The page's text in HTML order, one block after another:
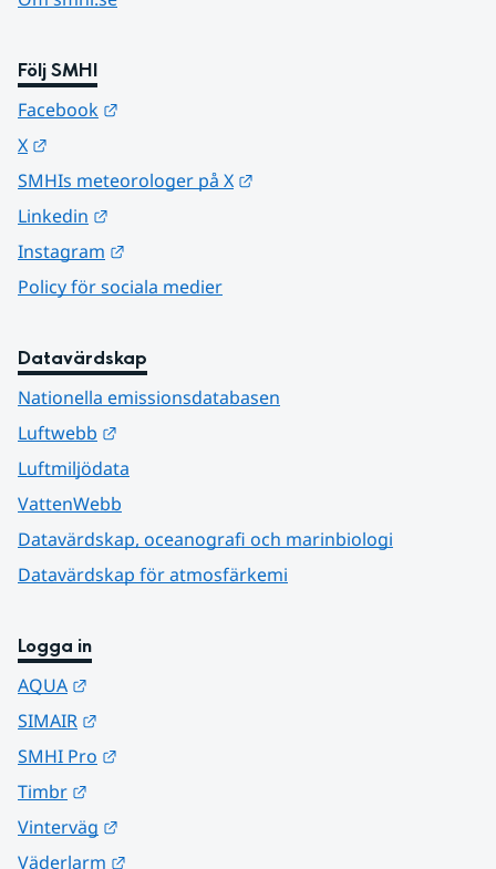
Följ SMHI
Facebook
X
SMHIs meteorologer på X
Linkedin
Instagram
Policy för sociala medier
Datavärdskap
Nationella emissionsdatabasen
Luftwebb
Luftmiljödata
VattenWebb
Datavärdskap, oceanografi och marinbiologi
Datavärdskap för atmosfärkemi
Logga in
AQUA
SIMAIR
SMHI Pro
Timbr
Vinterväg
Väderlarm